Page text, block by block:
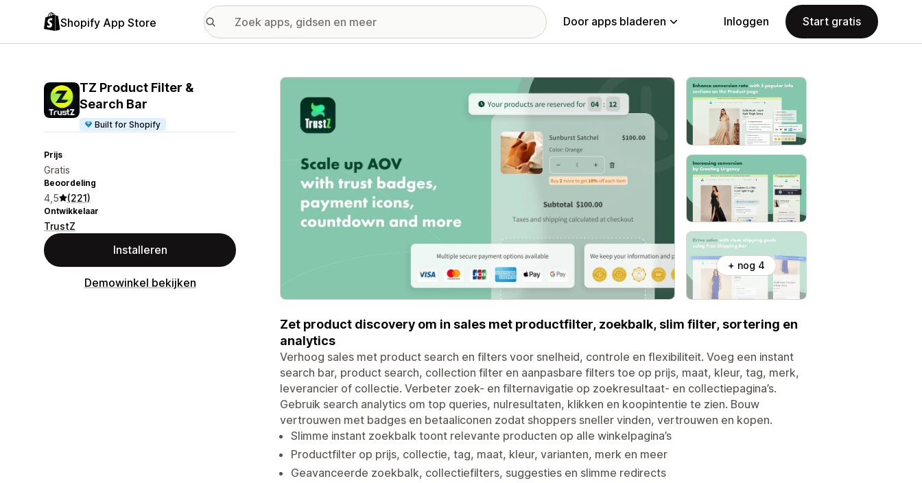
Shopify App Store Door apps bladeren Inloggen Start gratis
TZ Product Filter &
Search Bar
Built for Shopify
Prijs
Gratis
Beoordeling
4,5 (221)
Ontwikkelaar
TrustZ
Installeren
Demowinkel bekijken
Galerij met uitgelichte afbeeldingen
+ nog 4
Zet product discovery om in sales met productfilter, zoekbalk, slim filter, sortering en
analytics
Verhoog sales met product search en filters voor snelheid, controle en flexibiliteit. Voeg een instant
search bar, product search, collection filter en aanpasbare filters toe op prijs, maat, kleur, tag, merk,
leverancier of collectie. Verbeter zoek- en filternavigatie op zoekresultaat- en collectiepagina’s.
Gebruik search analytics om top queries, nulresultaten, klikken en koopintentie te zien. Bouw
vertrouwen met badges en betaaliconen zodat shoppers sneller vinden, vertrouwen en kopen.
Slimme instant zoekbalk toont relevante producten op alle winkelpagina’s
Productfilter op prijs, collectie, tag, maat, kleur, varianten, merk en meer
Geavanceerde zoekbalk, collectiefilters, suggesties en slimme redirects